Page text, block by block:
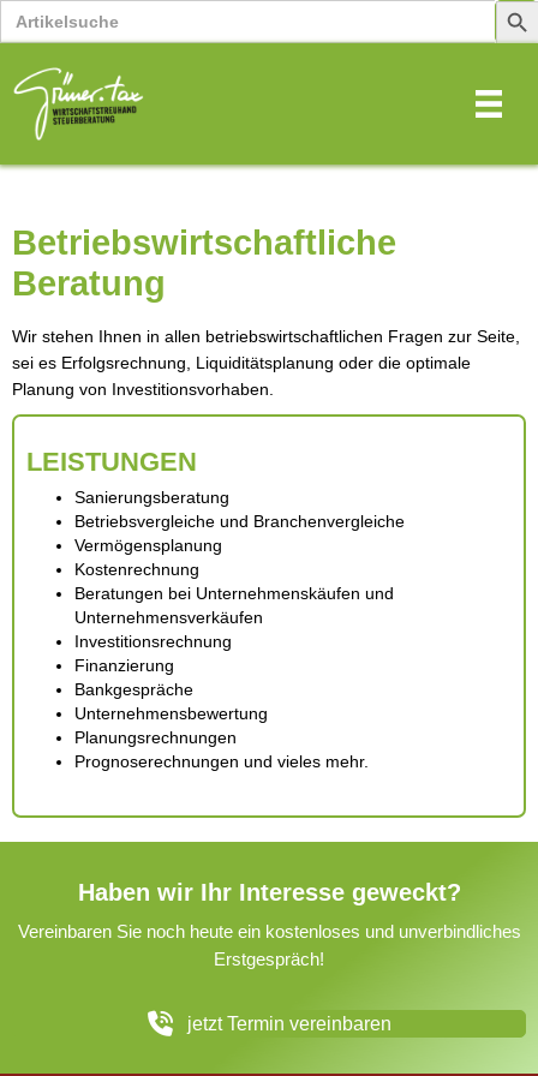
Search
for:
Betriebswirtschaftliche
Beratung
Wir stehen Ihnen in allen betriebswirtschaftlichen Fragen zur Seite,
sei es Erfolgsrechnung, Liquiditätsplanung oder die optimale
Planung von Investitionsvorhaben.
LEISTUNGEN
Sanierungsberatung
Betriebsvergleiche und Branchenvergleiche
Vermögensplanung
Kostenrechnung
Beratungen bei Unternehmenskäufen und
Unternehmensverkäufen
Investitionsrechnung
Finanzierung
Bankgespräche
Unternehmensbewertung
Planungsrechnungen
Prognoserechnungen und vieles mehr.
Haben wir Ihr Interesse geweckt?
Vereinbaren Sie noch heute ein kostenloses und unverbindliches
Erstgespräch!
jetzt Termin vereinbaren